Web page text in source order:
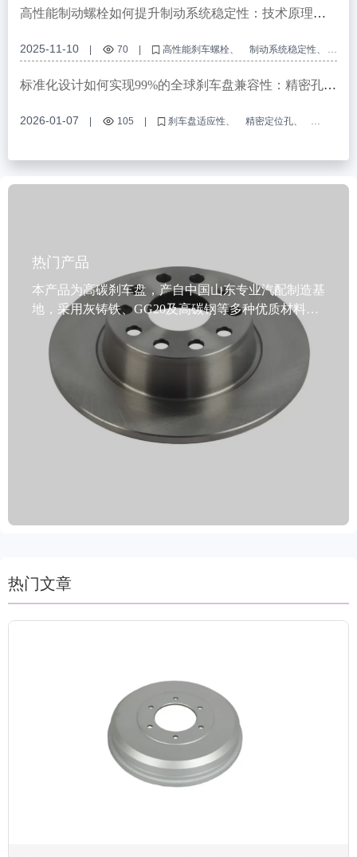
汽车零部件的供应链效率
高性能制动螺栓如何提升制动系统稳定性：技术原理及
2025-11-10 70 高性能刹车螺栓
制动系统稳定性
刹车螺栓技术原理
汽车制动配件 防褪色螺栓
标准化设计如何实现99%的全球刹车盘兼容性：精密孔径
2026-01-07 105 刹车盘适应性
精密定位孔
热门产品
本产品为高碳刹车盘，产自中国山东专业汽配制造基
地，采用灰铸铁、GG20及高碳钢等多种优质材料，
通过IATF TS16949质量体系认证和R90 E-mark欧盟认
证，确保制动性能稳定可靠。产品经过动态平衡检测
技术处理，安装精准、运行平稳，定位孔精度高，适
配全球99%以上车型，满足不同市场法规要求。表面
采用油封、喷涂或涂层防锈工艺，有效抵御潮湿与腐
蚀环境，延长使用寿命，适应各种气候条件。支持定
制服务，颜色可选灰色、黑色、金属色及金色，灵活
热门文章